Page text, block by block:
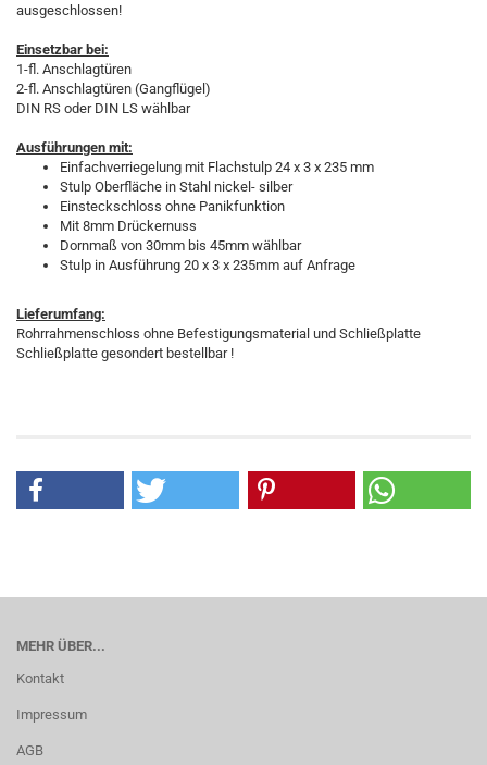
ausgeschlossen!
Einsetzbar bei:
1-fl. Anschlagtüren
2-fl. Anschlagtüren (Gangflügel)
DIN RS oder DIN LS wählbar
Ausführungen mit:
Einfachverriegelung mit Flachstulp 24 x 3 x 235 mm
Stulp Oberfläche in Stahl nickel- silber
Einsteckschloss ohne Panikfunktion
Mit 8mm Drückernuss
Dornmaß von 30mm bis 45mm wählbar
Stulp in Ausführung 20 x 3 x 235mm auf Anfrage
Lieferumfang:
Rohrrahmenschloss ohne Befestigungsmaterial und Schließplatte
Schließplatte gesondert bestellbar !
MEHR ÜBER...
Kontakt
Impressum
AGB